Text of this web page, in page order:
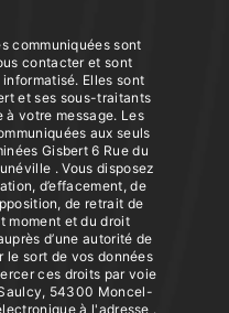
communiquées sont
contacter et sont
Elles sont
et ses sous-traitants
à votre message. Les
aux seuls
Gisbert 6 Rue du
. Vous disposez
d’effacement, de
de retrait de
moment et du droit
d’une autorité de
le sort de vos données
ces droits par voie
54300 Moncel-
à l'adresse .